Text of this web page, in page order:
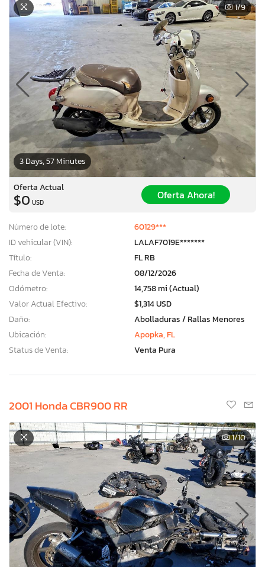
3 Days, 57 Minutes
1/9
Oferta Actual
$0 USD
Oferta Ahora!
Número de lote:
60129***
ID vehicular (VIN):
LALAF7019E*******
Título:
FL RB
Fecha de Venta:
08/12/2026
Odómetro:
14,758 mi (Actual)
Valor Actual Efectivo:
$1,314 USD
Daño:
Abolladuras / Rallas Menores
Ubicación:
Apopka, FL
Status de Venta:
Venta Pura
2001 Honda CBR900 RR
1/10